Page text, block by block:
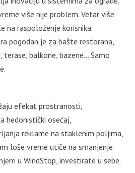
više nije problem. Vetar više
na raspoloženje korisnika.
pogodan je za bašte restorana,
balkone, bazene… Samo
efekat prostranosti,
hedonistički osećaj,
reklame na staklenim poljima,
loše vreme utiče na smanjenje
u WindStop, investirate u sebe.